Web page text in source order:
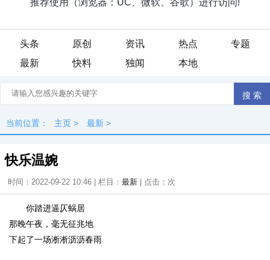
头条 原创 资讯 热点
专题
最新
快料 独闻 本地
当前位置： 主页 > 最新 >
快乐温婉
时间：2022-09-22 10:46 | 栏目： 最新 | 点击： 次
你踏进逼仄蜗居
那晚午夜，毫无征兆地
下起了一场淅淅沥沥春雨